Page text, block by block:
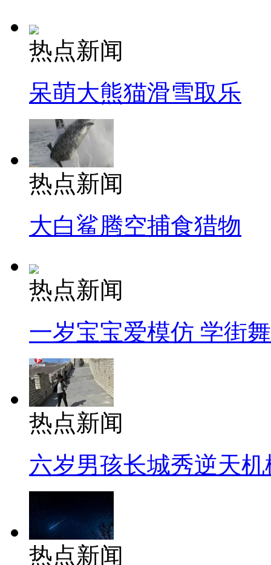
热点新闻
呆萌大熊猫滑雪取乐
热点新闻
大白鲨腾空捕食猎物
热点新闻
一岁宝宝爱模仿 学街
热点新闻
六岁男孩长城秀逆天机
热点新闻